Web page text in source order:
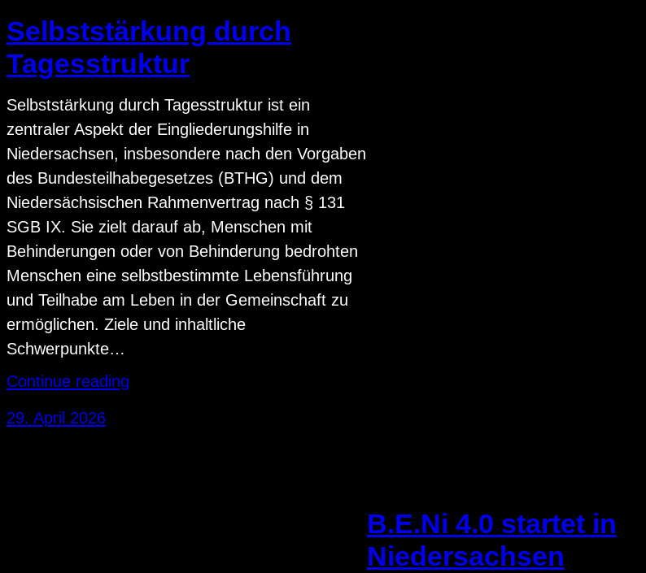
Selbststärkung durch
Tagesstruktur
Selbststärkung durch Tagesstruktur ist ein
zentraler Aspekt der Eingliederungshilfe in
Niedersachsen, insbesondere nach den Vorgaben
des Bundesteilhabegesetzes (BTHG) und dem
Niedersächsischen Rahmenvertrag nach § 131
SGB IX. Sie zielt darauf ab, Menschen mit
Behinderungen oder von Behinderung bedrohten
Menschen eine selbstbestimmte Lebensführung
und Teilhabe am Leben in der Gemeinschaft zu
ermöglichen. Ziele und inhaltliche
Schwerpunkte…
Continue reading
29. April 2026
B.E.Ni 4.0 startet in
Niedersachsen